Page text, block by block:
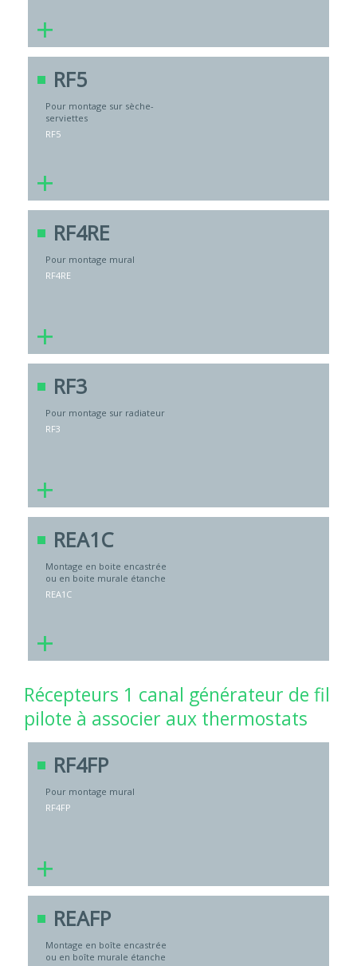
+
RF5
Pour montage sur sèche-
serviettes
RF5
+
RF4RE
Pour montage mural
RF4RE
+
RF3
Pour montage sur radiateur
RF3
+
REA1C
Montage en boite encastrée
ou en boite murale étanche
REA1C
+
Récepteurs 1 canal générateur de fil
pilote à associer aux thermostats
RF4FP
Pour montage mural
RF4FP
+
REAFP
Montage en boîte encastrée
ou en boîte murale étanche